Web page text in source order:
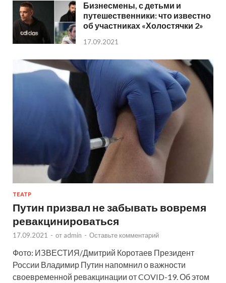
Бизнесмены, с детьми и
путешественники: что известно
об участниках «Холостячки 2»
17.09.2021
ТЕАТР
Путин призвал не забывать вовремя
ревакцинироваться
17.09.2021 - от admin - Оставьте комментарий
Фото: ИЗВЕСТИЯ/Дмитрий Коротаев Президент
России Владимир Путин напомнил о важности
своевременной ревакцинации от COVID-19. Об этом